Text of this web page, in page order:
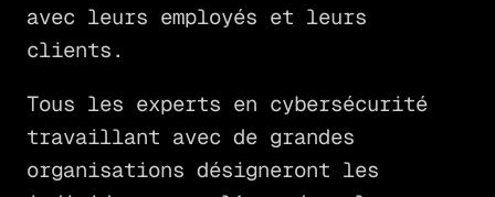
avec leurs employés et leurs
clients.
Tous les experts en cybersécurité
travaillant avec de grandes
organisations désigneront les